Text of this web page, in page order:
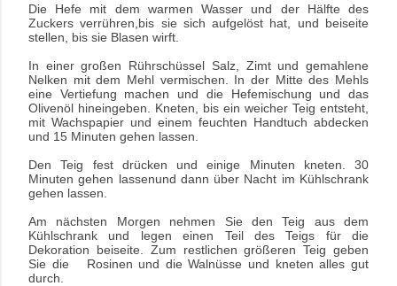
Die Hefe mit dem warmen Wasser und der Hälfte des
Zuckers verrühren,bis sie sich aufgelöst hat, und beiseite
stellen, bis sie Blasen wirft.
In einer großen Rührschüssel Salz, Zimt und gemahlene
Nelken mit dem Mehl vermischen. In der Mitte des Mehls
eine Vertiefung machen und die Hefemischung und das
Olivenöl hineingeben. Kneten, bis ein weicher Teig entsteht,
mit Wachspapier und einem feuchten Handtuch abdecken
und 15 Minuten gehen lassen.
Den Teig fest drücken und einige Minuten kneten. 30
Minuten gehen lassenund dann über Nacht im Kühlschrank
gehen lassen.
Am nächsten Morgen nehmen Sie den Teig aus dem
Kühlschrank und legen einen Teil des Teigs für die
Dekoration beiseite. Zum restlichen größeren Teig geben
Sie die Rosinen und die Walnüsse und kneten alles gut
durch.